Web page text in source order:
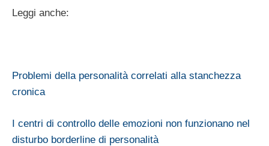
Leggi anche:
Problemi della personalità correlati alla stanchezza
cronica
I centri di controllo delle emozioni non funzionano nel
disturbo borderline di personalità